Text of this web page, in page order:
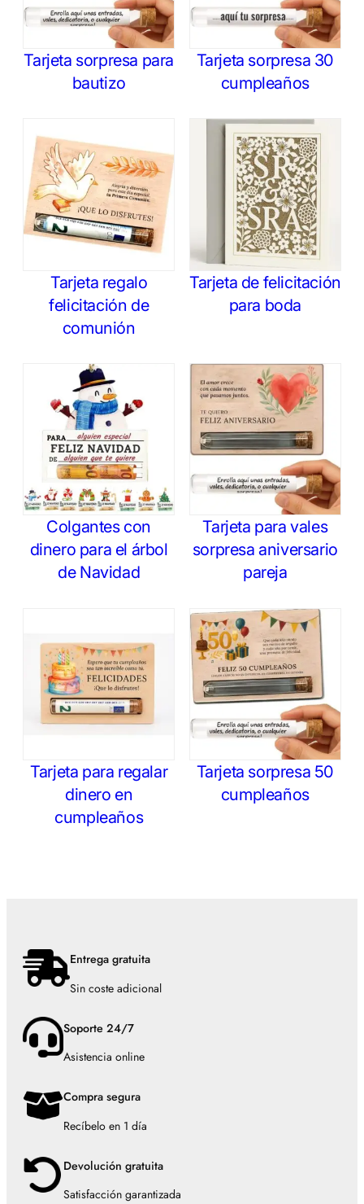
Tarjeta sorpresa para
bautizo
Tarjeta sorpresa 30
cumpleaños
Tarjeta regalo
felicitación de
comunión
Tarjeta de felicitación
para boda
Colgantes con
dinero para el árbol
de Navidad
Tarjeta para vales
sorpresa aniversario
pareja
Tarjeta para regalar
dinero en
cumpleaños
Tarjeta sorpresa 50
cumpleaños
Entrega gratuita
Sin coste adicional
Soporte 24/7
Asistencia online
Compra segura
Recíbelo en 1 día
Devolución gratuita
Satisfacción garantizada